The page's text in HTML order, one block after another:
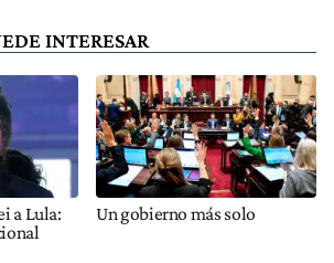
INTERESAR
a Lula:
Un gobierno más solo